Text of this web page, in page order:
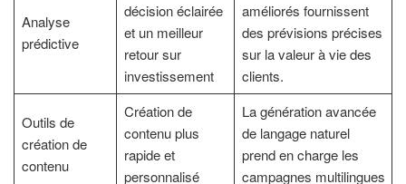
Analyse
prédictive
décision éclairée
et un meilleur
retour sur
investissement
améliorés fournissent
des prévisions précises
sur la valeur à vie des
clients.
Outils de
création de
contenu
Création de
contenu plus
rapide et
personnalisé
La génération avancée
de langage naturel
prend en charge les
campagnes multilingues